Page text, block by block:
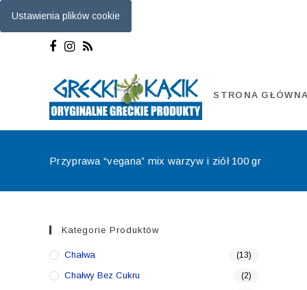
Ustawienia plików cookie
STRONA
Przyprawa “vegana” mix warzyw i ziół 100 gr
Kategorie Produktów
Chałwa (13)
Chałwy Bez Cukru (2)